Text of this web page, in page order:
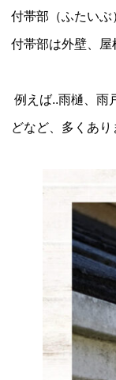
付帯部（ふたいぶ
付帯部は外壁、屋
例えば..雨樋、雨
どなど、多くあり